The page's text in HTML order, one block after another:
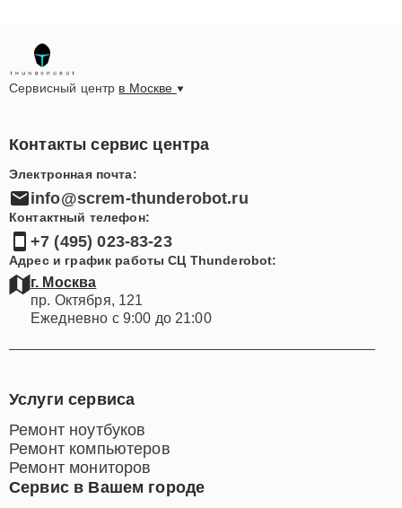
Сервисный центр в Москве
Контакты сервис центра
Электронная почта:
info@screm-thunderobot.ru
Контактный телефон:
+7 (495) 023-83-23
Адрес и график работы СЦ Thunderobot:
г. Москва
пр. Октября, 121
Ежедневно с 9:00 до 21:00
Сервис в Вашем городе
Услуги сервиса
Ремонт ноутбуков
Ремонт компьютеров
Ремонт мониторов